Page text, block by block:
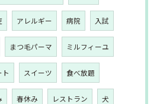
アレルギー 病院 入試
まつ毛パーマ ミルフィーユ
ト スイーツ 食べ放題
春休み レストラン 犬